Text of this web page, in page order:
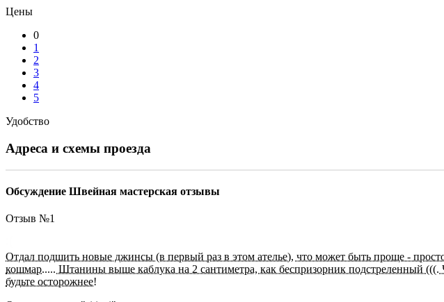
Цены
0
1
2
3
4
5
Удобство
Адреса и схемы проезда
Обсуждение Швейная мастерская отзывы
Отзыв №1
Отдал подшить новые джинсы (в первый раз в этом ателье), что может быть проще -
кошмар..... Штанины выше каблука на 2 сантиметра, как беспризорник подстреленный (((.
будьте осторожнее!